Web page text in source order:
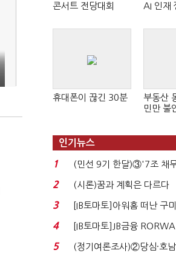
콘서트 전당대회 AI 인재
휴대폰이 끊긴 30분
부동산
민만 불
인기뉴스
1
(민선 9기 한달)③'7조 채
격…추미애, 20년...
2 (시론)꿈과 계획은 다르다
3
[IB토마토]아워홈 떠난 구
340억 베팅…가...
4
[IB토마토]JB금융
실적 견인은 은행 ...
5
(정기여론조사)②당심·호